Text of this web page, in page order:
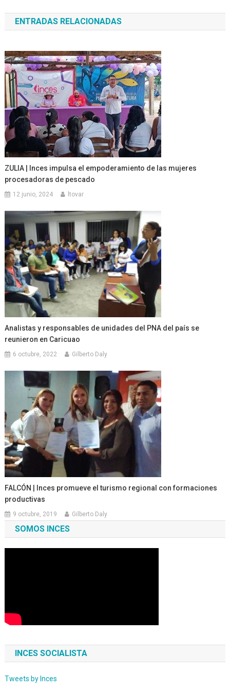
de
entradas
ENTRADAS RELACIONADAS
ZULIA | Inces impulsa el empoderamiento de las mujeres
procesadoras de pescado
12 junio, 2024 ltovar
Analistas y responsables de unidades del PNA del país se
reunieron en Caricuao
6 octubre, 2022 Gilberto Daly
FALCÓN | Inces promueve el turismo regional con formaciones
productivas
9 octubre, 2019 Gilberto Daly
SOMOS INCES
INCES SOCIALISTA
Tweets by Inces